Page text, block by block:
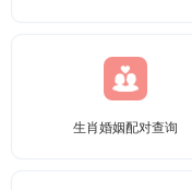
生肖婚姻配对查询